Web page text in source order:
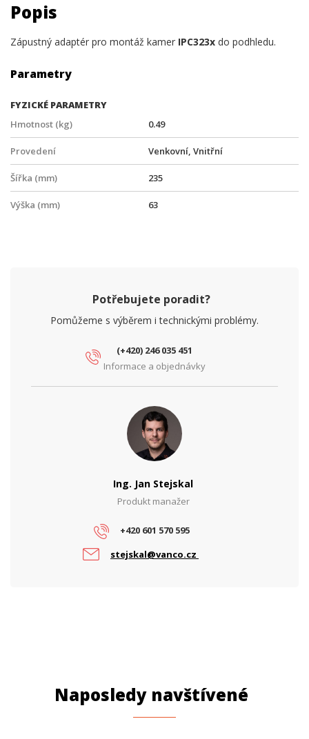
Popis
Zápustný adaptér pro montáž kamer IPC323x do podhledu.
Parametry
FYZICKÉ PARAMETRY
Hmotnost (kg)
0.49
Provedení Venkovní, Vnitřní
Šířka (mm) 235
Výška (mm) 63
Potřebujete poradit?
Pomůžeme s výběrem i technickými problémy.
(+420) 246 035 451
Informace a objednávky
Ing. Jan Stejskal
Produkt manažer
+420 601 570 595
stejskal@vanco.cz
Naposledy navštívené